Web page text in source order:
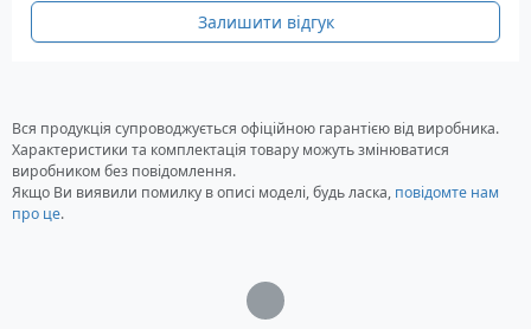
Тип акумулятора: Li-ion
Напруга: 10.8 Вольт
Гарантія: 12 місяців
Залишити відгук
Вся продукція супроводжується офіційною гарантією від виробника.
Характеристики та комплектація товару можуть змінюватися
виробником без повідомлення.
Якщо Ви виявили помилку в описі моделі, будь ласка, повідомте нам
про це.
Загрузка...